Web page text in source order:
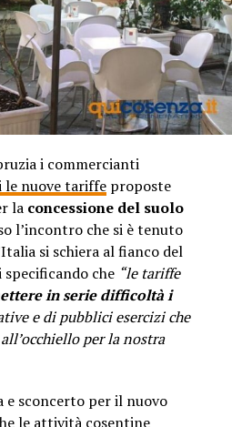
i commercianti
le nuove tariffeproposte
la concessione del suolo
l’incontro che si è tenuto
si schiera al fianco del
che “le tariffe
in serie difficoltà i
e di pubblici esercizi che
per la nostra
sconcerto per il nuovo
le attività cosentine